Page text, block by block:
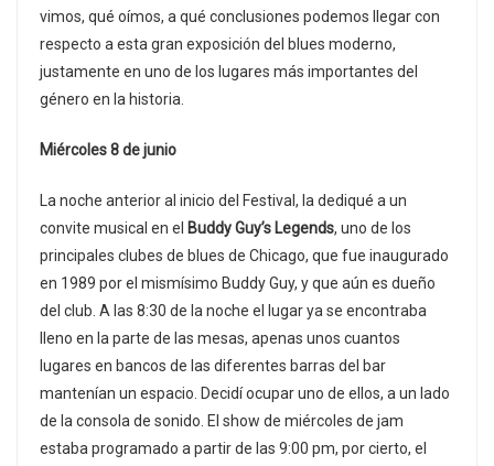
vimos, qué oímos, a qué conclusiones podemos llegar con
respecto a esta gran exposición del blues moderno,
justamente en uno de los lugares más importantes del
género en la historia.
Miércoles 8 de junio
La noche anterior al inicio del Festival, la dediqué a un
convite musical en el Buddy Guy’s Legends, uno de los
principales clubes de blues de Chicago, que fue inaugurado
en 1989 por el mismísimo Buddy Guy, y que aún es dueño
del club. A las 8:30 de la noche el lugar ya se encontraba
lleno en la parte de las mesas, apenas unos cuantos
lugares en bancos de las diferentes barras del bar
mantenían un espacio. Decidí ocupar uno de ellos, a un lado
de la consola de sonido. El show de miércoles de jam
estaba programado a partir de las 9:00 pm, por cierto, el